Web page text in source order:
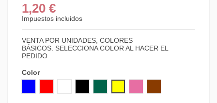
1,20 €
Impuestos incluidos
VENTA POR UNIDADES, COLORES
BÁSICOS. SELECCIONA COLOR AL HACER EL
PEDIDO
Color